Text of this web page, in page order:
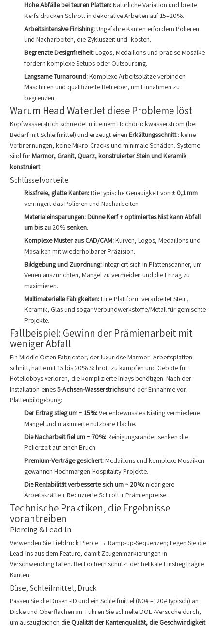
Hohe Abfälle bei teuren Platten: Natürliche Variation und breite
Kerfs drücken Schrott in dekorative Arbeiten auf 15–20%.
Arbeitsintensive Finishing: Ungefähre Kanten erfordern Polieren
und Nacharbeiten, die Zykluszeit und -kosten.
Begrenzte Designfreiheit: Logos, Medaillons und präzise Mosaike
fordern komplexe Setups oder Outsourcing.
Langsame Turnaround: Komplexe Arbeitsplätze verbinden
Maschinen und qualifizierte Betreiber, um Einnahmen zu
begrenzen.
Warum Head WaterJet diese Probleme löst
Kopfwasserstrich schneidet mit einem Hochdruckwasserstrom (bei
Bedarf mit Schleifmittel) und erzeugt einen Erkältungsschnitt: keine
Verbrennungen, keine Mikro-Cracks und minimale Schäden. Systeme
sind für Marmor, Granit, Quarz, konstruierter Stein und Keramik
konstruiert.
Schlüsselvorteile
Rissfreie, glatte Kanten: Die typische Genauigkeit von ± 0,1 mm
verringert das Polieren und Nacharbeiten.
Materialeinsparungen: Dünne Kerf + optimiertes Nist kann Abfall
um bis zu 20%senken.
Komplexe Muster aus CAD/CAM: Kurven, Logos, Medaillons und
Mosaiken mit wiederholbarer Präzision.
Bildgebung und Zuordnung: Integriert sich in Plattenscanner, um
Venen auszurichten, Mängel zu vermeiden und die Ertrag zu
maximieren.
Multimaterielle Fähigkeiten: Eine Plattform verarbeitet Stein,
Keramik, Glas und sogar Verbundwerkstoffe/Metall für gemischte
Projekte.
Fallbeispiel: Gewinn der Prämienarbeit mit
weniger Abfall
Ein Middle Osten Fabricator, der luxuriöse Marmor -Arbeitsplatten
schnitt, hatte mit 15 bis 20% Schrott zu kämpfen und Gebote für
Hotellobbys verloren, die komplizierte Inlays benötigen. Nach der
Installation eines5-Achsen-Wasserstrichsund der Einnahme von
Plattenbildgebung:
Der Ertrag stieg um ~ 15%:Venenbewusstes Nisting vermiedene
Mängel und maximierte nutzbare Fläche.
Die Nacharbeit fiel um ~ 70%: Reinigungsränder senken die
Polierzeit auf einen Bruch.
Premium-Verträge gesichert: Medaillons und komplexe Mosaiken
gewannen Hochmargen-Hospitality-Projekte.
Die Rentabilität verbesserte sich um ~ 20%: niedrigere
Arbeitskräfte + Reduzierte Schrott + Prämienpreise.
Technische Praktiken, die Ergebnisse
vorantreiben
Piercing & Lead-In
Verwenden Sie Tiefdruck Pierce → Ramp-up-Sequenzen; Legen Sie die
Lead-Ins aus dem Feature, damit Zeugenmarkierungen in
Verschwendung fallen. Bei Löchern schützt der helikale Einstieg fragile
Kanten.
Düse, Schleifmittel, Druck
Passen Sie die Düsen -ID und ein Schleifmittel (80# –120# typisch) an
Dicke und Oberflächen an. Führen Sie schnelle DOE -Versuche durch,
um auszugleichen die Qualität der Kantenqualität, die Geschwindigkeit